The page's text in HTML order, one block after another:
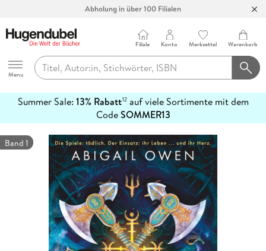
Abholung in über 100 Filialen
Hugendubel
Menu
Filiale Konto Merkzettel Warenkorb
Summer Sale: 13% Rabatt12auf viele Sortimente mit dem
CodeSOMMER13
erfahren
Band 1